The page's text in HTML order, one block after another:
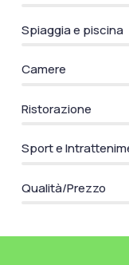
Spiaggia e piscina
Camere
Ristorazione
Sport e
Qualità/Prezzo